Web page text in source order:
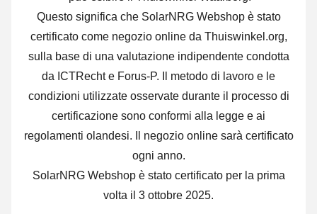
Questo significa che SolarNRG Webshop è stato
certificato come negozio online da Thuiswinkel.org,
sulla base di una valutazione indipendente condotta
da ICTRecht e Forus-P. Il metodo di lavoro e le
condizioni utilizzate osservate durante il processo di
certificazione sono conformi alla legge e ai
regolamenti olandesi. Il negozio online sarà certificato
ogni anno.
SolarNRG Webshop è stato certificato per la prima
volta il 3 ottobre 2025.